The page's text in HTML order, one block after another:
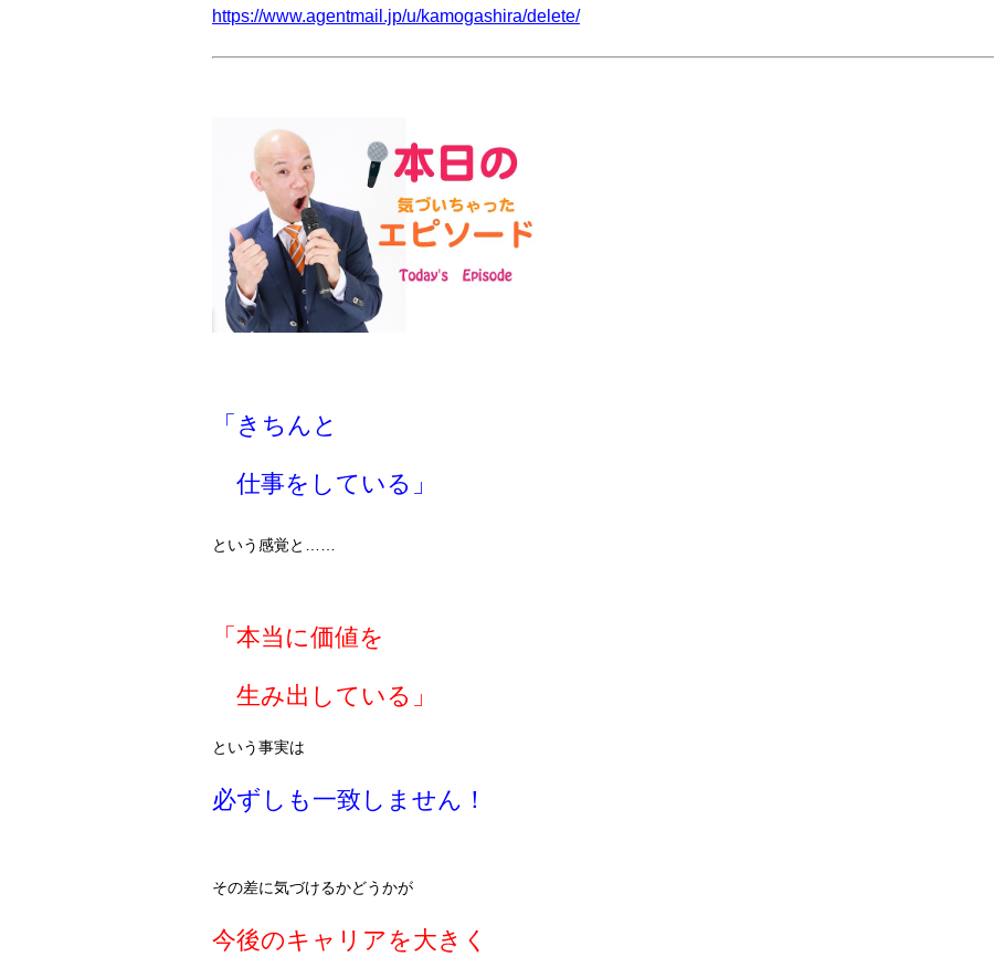
https://www.agentmail.jp/u/kamogashira/delete/
「きちんと
仕事をしている」
という感覚と……
「本当に価値を
生み出している」
という事実は
必ずしも一致しません！
その差に気づけるかどうかが
今後のキャリアを大きく